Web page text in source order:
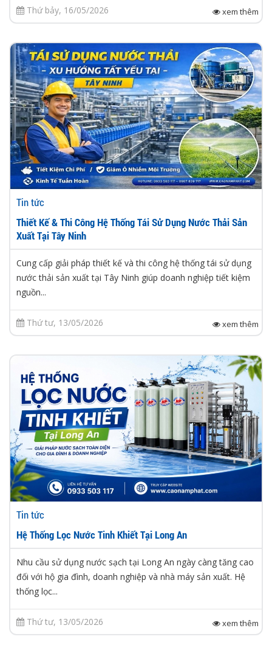
Thứ bảy, 16/05/2026 xem thêm
Tin tức
Thiết Kế & Thi Công Hệ Thống Tái Sử Dụng Nước Thải Sản
Xuất Tại Tây Ninh
Cung cấp giải pháp thiết kế và thi công hệ thống tái sử dụng
nước thải sản xuất tại Tây Ninh giúp doanh nghiệp tiết kiệm
nguồn...
Thứ tư, 13/05/2026 xem thêm
Tin tức
Hệ Thống Lọc Nước Tinh Khiết Tại Long An
Nhu cầu sử dụng nước sạch tại Long An ngày càng tăng cao
đối với hộ gia đình, doanh nghiệp và nhà máy sản xuất. Hệ
thống lọc...
Thứ tư, 13/05/2026 xem thêm